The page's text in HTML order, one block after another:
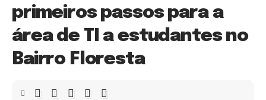
primeiros passos para a
área de TI a estudantes no
Bairro Floresta